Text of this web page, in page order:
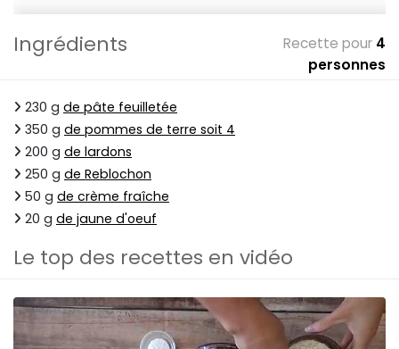
Ingrédients Recette pour 4
personnes
230 g de pâte feuilletée
350 g de pommes de terre soit 4
200 g de lardons
250 g de Reblochon
50 g de crème fraîche
20 g de jaune d'oeuf
Le top des recettes en vidéo